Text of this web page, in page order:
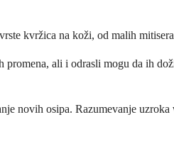
kvržica na koži, od malih
ali i odrasli mogu da ih
novih osipa. Razumevanje